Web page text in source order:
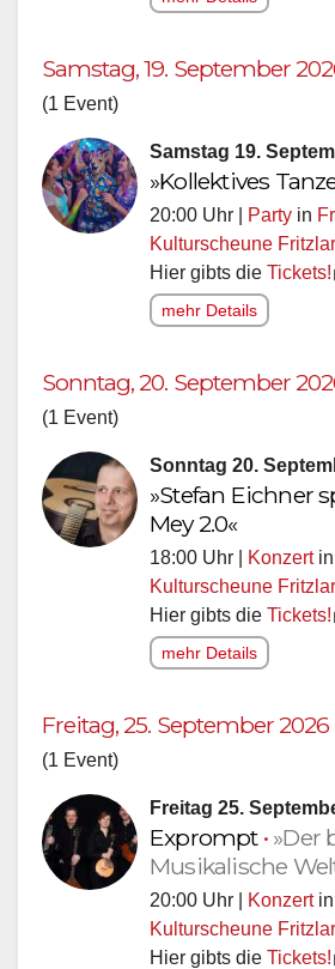
Samstag, 19. September
(1 Event)
Samstag 19.
»Kollektives
20:00 Uhr | Party in
Kulturscheune Fritzlar
Hier gibts die Tickets!
mehr Details
Sonntag, 20. September
(1 Event)
Sonntag 20.
»Stefan Eichner
Mey 2.0«
18:00 Uhr | Konzertin
Kulturscheune Fritzlar
Hier gibts die Tickets!
mehr Details
Freitag, 25. September 2026
(1 Event)
Freitag 25.
Exprompt • »Der
Musikalische
20:00 Uhr | Konzertin
Kulturscheune Fritzlar
Hier gibts die Tickets!